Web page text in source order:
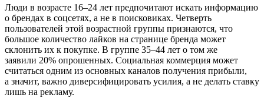
Люди в возрасте 16–24 лет предпочитают искать информацию
о брендах в соцсетях, а не в поисковиках. Четверть
пользователей этой возрастной группы признаются, что
большое количество лайков на странице бренда может
склонить их к покупке. В группе 35–44 лет о том же
заявили 20% опрошенных. Социальная коммерция может
считаться одним из основных каналов получения прибыли,
а значит, важно диверсифицировать усилия, а не делать ставку
лишь на рекламу.